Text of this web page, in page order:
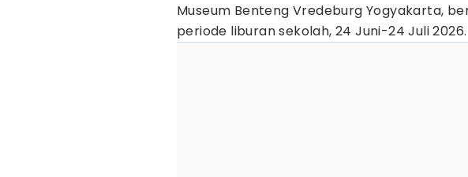
Museum Benteng Vredeburg Yogyakarta,
periode liburan sekolah, 24 Juni-24 Juli 2026.